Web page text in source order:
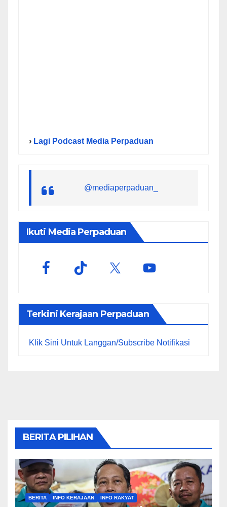
› Lagi Podcast Media Perpaduan
@mediaperpaduan_
Ikuti Media Perpaduan
Terkini Kerajaan Perpaduan
Klik Sini Untuk Langgan/Subscribe Notifikasi
BERITA PILIHAN
BERITA INFO KERAJAAN INFO RAKYAT